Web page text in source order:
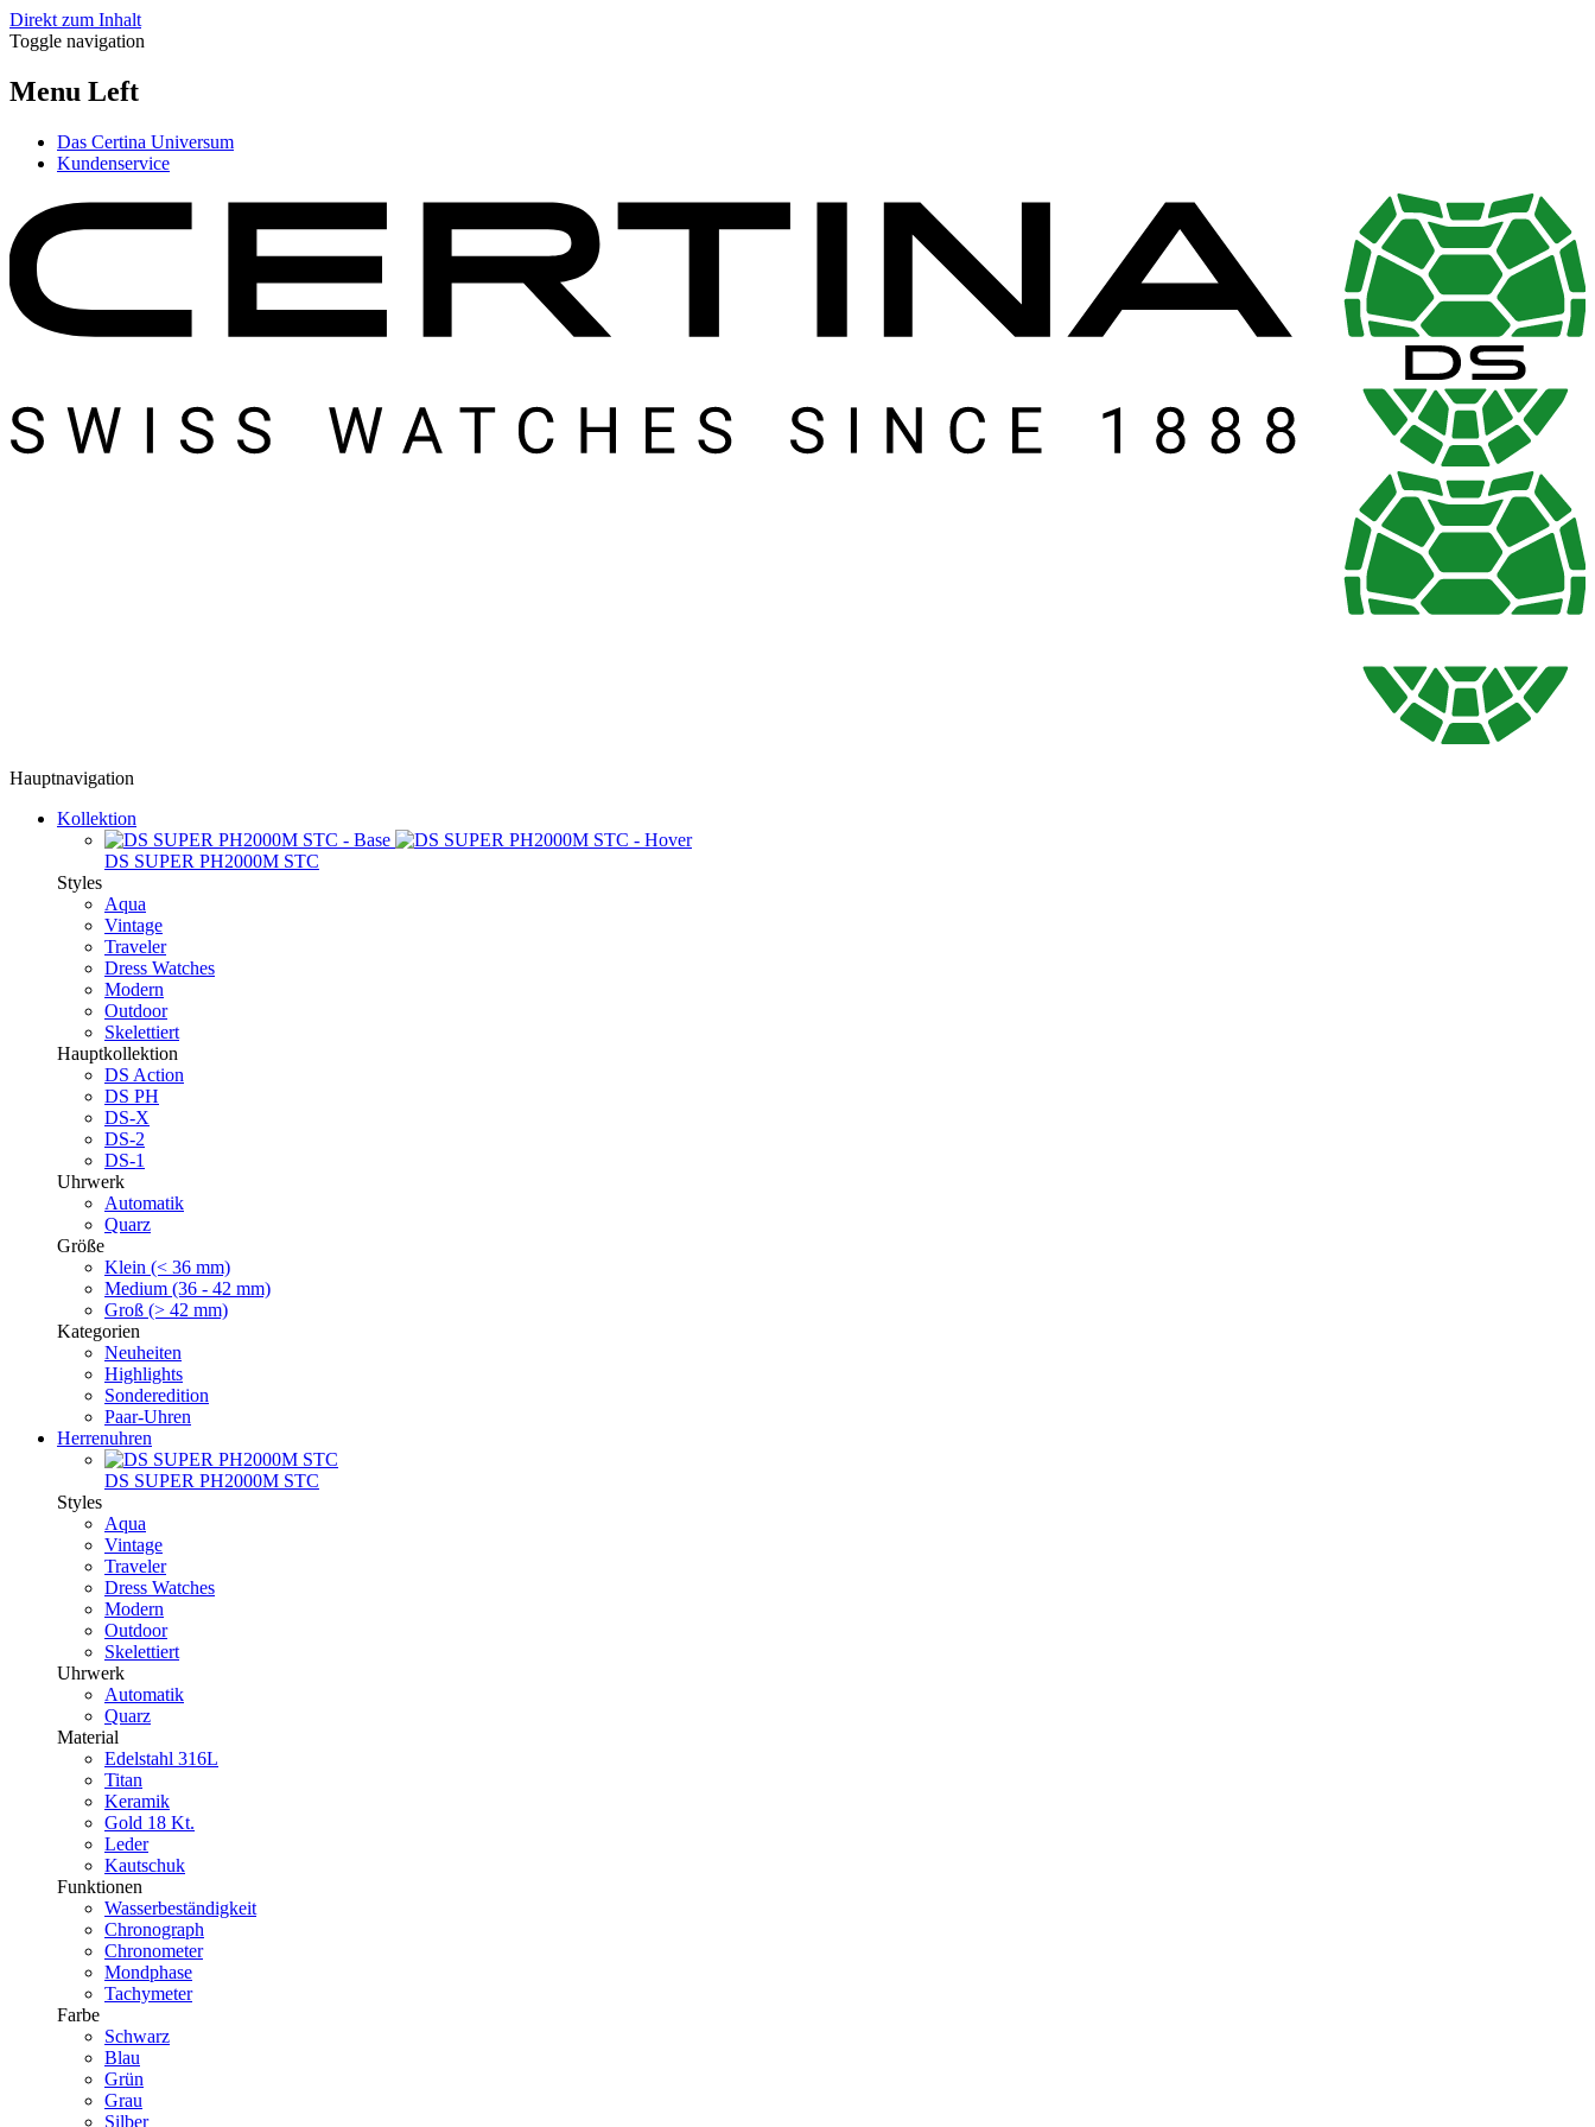
Direkt zum Inhalt
Toggle navigation
Menu Left
Das Certina Universum
Kundenservice
Hauptnavigation
Kollektion
DS SUPER PH2000M STC
Styles
Aqua
Vintage
Traveler
Dress Watches
Modern
Outdoor
Skelettiert
Hauptkollektion
DS Action
DS PH
DS-X
DS-2
DS-1
Uhrwerk
Automatik
Quarz
Größe
Klein (< 36 mm)
Medium (36 - 42 mm)
Groß (> 42 mm)
Kategorien
Neuheiten
Highlights
Sonderedition
Paar-Uhren
Herrenuhren
DS SUPER PH2000M STC
Styles
Aqua
Vintage
Traveler
Dress Watches
Modern
Outdoor
Skelettiert
Uhrwerk
Automatik
Quarz
Material
Edelstahl 316L
Titan
Keramik
Gold 18 Kt.
Leder
Kautschuk
Funktionen
Wasserbeständigkeit
Chronograph
Chronometer
Mondphase
Tachymeter
Farbe
Schwarz
Blau
Grün
Grau
Silber